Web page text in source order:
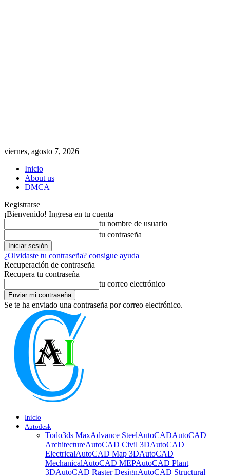
viernes, agosto 7, 2026
Inicio
About us
DMCA
Registrarse
¡Bienvenido! Ingresa en tu cuenta
tu nombre de usuario
tu contraseña
¿Olvidaste tu contraseña? consigue ayuda
Recuperación de contraseña
Recupera tu contraseña
tu correo electrónico
Se te ha enviado una contraseña por correo electrónico.
Inicio
Autodesk
Todo3ds MaxAdvance SteelAutoCADAutoCAD
ArchitectureAutoCAD Civil 3DAutoCAD
ElectricalAutoCAD Map 3DAutoCAD
MechanicalAutoCAD MEPAutoCAD Plant
3DAutoCAD Raster DesignAutoCAD Structural